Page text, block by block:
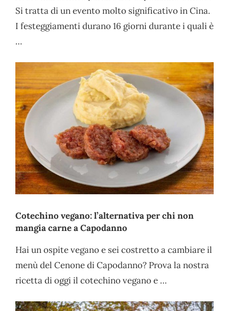
Si tratta di un evento molto significativo in Cina.
I festeggiamenti durano 16 giorni durante i quali è
…
Cotechino vegano: l’alternativa per chi non
mangia carne a Capodanno
Hai un ospite vegano e sei costretto a cambiare il
menù del Cenone di Capodanno? Prova la nostra
ricetta di oggi il cotechino vegano e …